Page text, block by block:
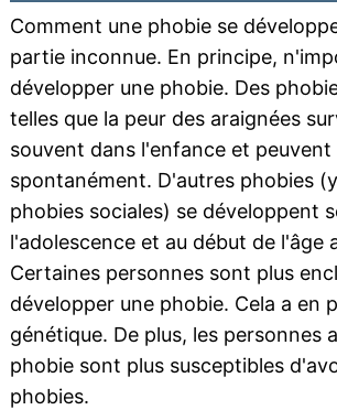
Comment une phobie se
partie inconnue. En principe,
développer une phobie. Des
telles que la peur des araignées
souvent dans l'enfance et peuvent
spontanément. D'autres phobies
phobies sociales) se développent
l'adolescence et au début de l'âge
Certaines personnes sont plus
développer une phobie. Cela a en
génétique. De plus, les personnes
phobie sont plus susceptibles
phobies.